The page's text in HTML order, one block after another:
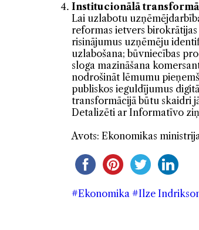
Institucionālā
Lai uzlabotu
reformas ietvers
risinājumus uzņēmēju
uzlabošana; būvniecības
sloga mazināšana
nodrošināt lēmumu
publiskos ieguldījumus
transformācijā būtu skaidri
Detalizēti ar Informatīvo
Avots: Ekonomikas
#Ekonomika #Ilze